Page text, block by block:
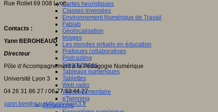
Cartes heuristiques
Classes inversées
Environnement Numérique de Travail
Fablab
Géolocalisation
Images
Les mondes virtuels en éducation
Pratiques collaboratives
Podcasting
Smartphones
Tableaux numériques
Tablettes
Web radio
Webdocumentaire
eTwinning
Prospective
Rue Rollet 69 008 Lyon.
Contacts :
Yann BERGHEAUD
Directeur
Pôle d’Accompagnement à la Pédagogie Numérique
Université Lyon 3
04 26 31 86 27 / 06 77 33 44 27
yann.bergheaud@univ-lyon3.fr